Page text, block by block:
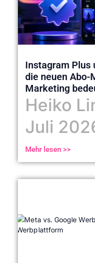
Instagram Plus
die neuen Abo-
Marketing
Heiko
Juli
Mehr lesen >>